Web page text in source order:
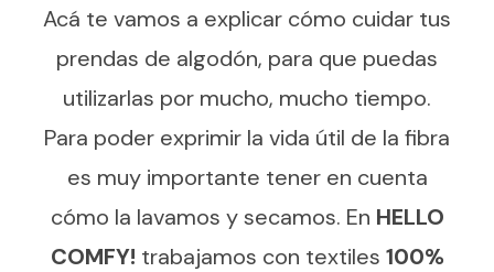
Acá te vamos a explicar cómo cuidar tus
prendas de algodón, para que puedas
utilizarlas por mucho, mucho tiempo.
Para poder exprimir la vida útil de la fibra
es muy importante tener en cuenta
cómo la lavamos y secamos. En HELLO
COMFY! trabajamos con textiles 100%